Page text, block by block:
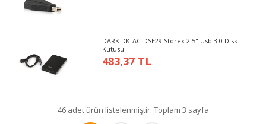
DARK DK-AC-DSE29 Storex 2.5" Usb 3.0 Disk
Kutusu
483,37 TL
46 adet ürün listelenmiştir. Toplam 3 sayfa